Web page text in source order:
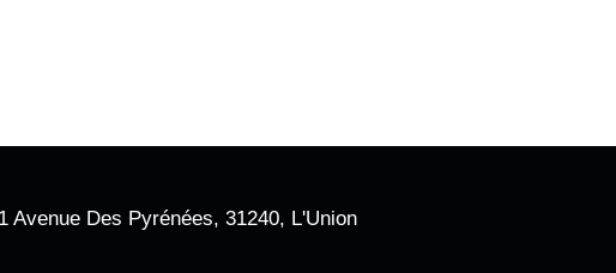
1 Avenue Des Pyrénées, 31240, L'Union